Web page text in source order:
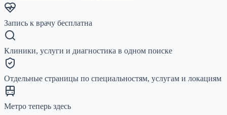
Запись к врачу бесплатна
Клиники, услуги и диагностика в одном поиске
Отдельные страницы по специальностям, услугам и локациям
Метро теперь здесь